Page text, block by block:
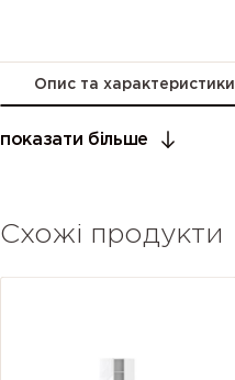
Опис та характеристики
показати більше
Схожі продукти